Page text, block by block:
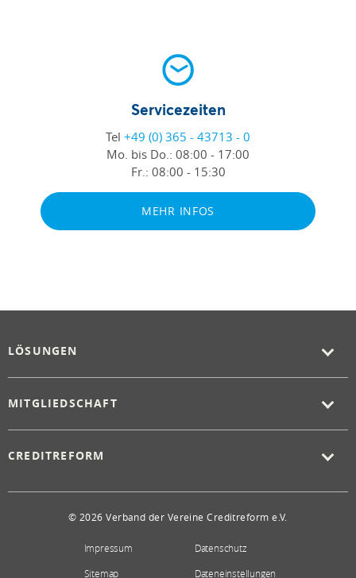
Servicezeiten
Tel +49 (0) 365 - 43713 - 0
Mo. bis Do.: 08:00 - 17:00
Fr.: 08:00 - 15:30
MEHR INFOS
LÖSUNGEN
MITGLIEDSCHAFT
CREDITREFORM
© 2026 Verband der Vereine Creditreform e.V.
Impressum
Datenschutz
Sitemap
Dateneinstellungen